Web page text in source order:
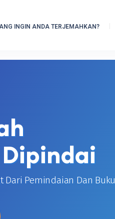
INGIN ANDA TERJEMAHKAN?
Dari Pemindaian Dan Buku